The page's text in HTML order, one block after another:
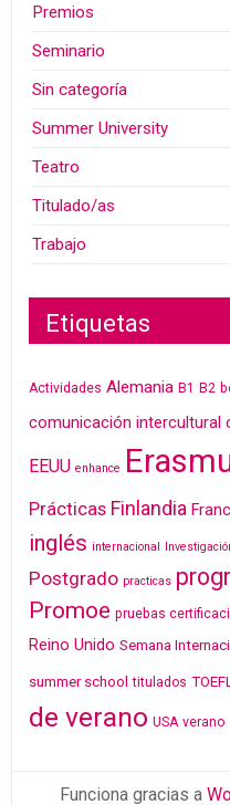
Premios
Seminario
Sin categoría
Summer University
Teatro
Titulado/as
Trabajo
Etiquetas
Actividades Alemania B1 B2
comunicación intercultural
EEUU enhance
Prácticas Finlandia
inglés internacional
Postgrado practicas
Promoe pruebas
Reino Unido Semana
summer school titulados
de verano USA verano
Funciona gracias a